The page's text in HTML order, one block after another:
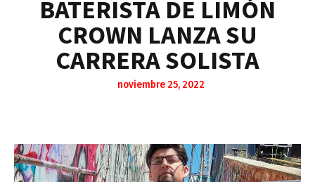
BATERISTA DE LIMÓN
CROWN LANZA SU
CARRERA SOLISTA
noviembre 25, 2022